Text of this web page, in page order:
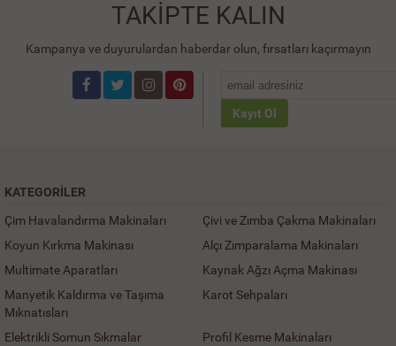
TAKİPTE KALIN
Kampanya ve duyurulardan haberdar olun, fırsatları kaçırmayın
Kayıt Ol
KATEGORILER
Çim Havalandırma Makinaları
Çivi ve Zımba Çakma Makinaları
Koyun Kırkma Makinası
Alçı Zımparalama Makinaları
Multimate Aparatları
Kaynak Ağzı Açma Makinası
Manyetik Kaldırma ve Taşıma
Mıknatısları
Karot Sehpaları
Elektrikli Somun Sıkmalar
Profil Kesme Makinaları